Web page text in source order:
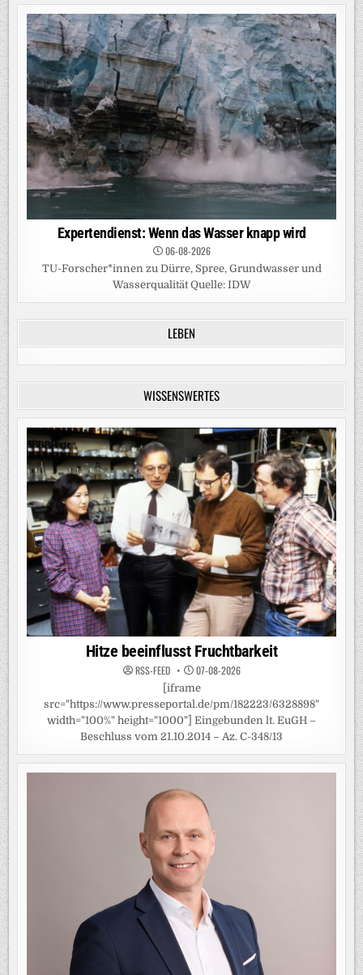
Expertendienst: Wenn das Wasser knapp wird
06-08-2026
TU-Forscher*innen zu Dürre, Spree, Grundwasser und
Wasserqualität Quelle: IDW
LEBEN
WISSENSWERTES
Hitze beeinflusst Fruchtbarkeit
RSS-FEED 07-08-2026
[iframe
src="https://www.presseportal.de/pm/182223/6328898"
width="100%" height="1000"] Eingebunden lt. EuGH –
Beschluss vom 21.10.2014 – Az. C-348/13